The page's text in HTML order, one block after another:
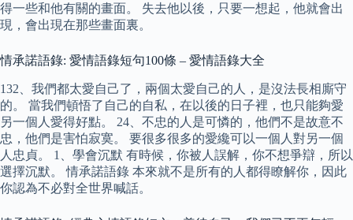
得一些和他有關的畫面。 失去他以後，只要一想起，他就會出
現，會出現在那些畫面裏。
情承諾語錄: 愛情語錄短句100條 – 愛情語錄大全
132、我們都太愛自己了，兩個太愛自己的人，是沒法長相廝守
的。 當我們頓悟了自己的自私，在以後的日子裡，也只能夠愛
另一個人愛得好點。 24、不忠的人是可憐的，他們不是故意不
忠，他們是害怕寂寞。 要很多很多的愛纔可以一個人對另一個
人忠貞。 1、學會沉默 有時候，你被人誤解，你不想爭辯，所以
選擇沉默。 情承諾語錄 本來就不是所有的人都得瞭解你，因此
你認為不必對全世界喊話。